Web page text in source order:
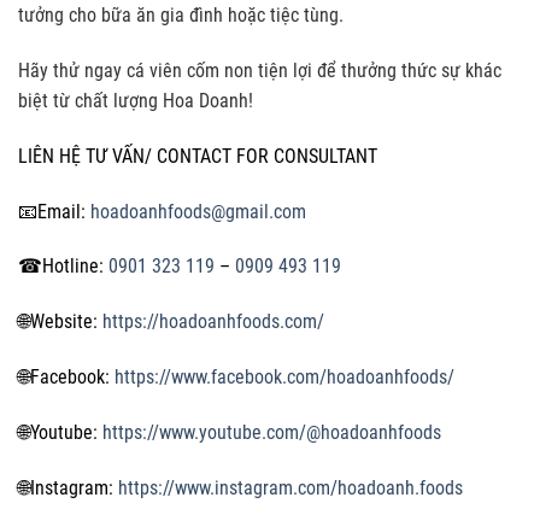
tưởng cho bữa ăn gia đình hoặc tiệc tùng.
Hãy thử ngay cá viên cốm non tiện lợi để thưởng thức sự khác
biệt từ chất lượng Hoa Doanh!
LIÊN HỆ TƯ VẤN/ CONTACT FOR CONSULTANT
📧Email: hoadoanhfoods@gmail.com
☎Hotline: 0901 323 119 – 0909 493 119
🌐Website: https://hoadoanhfoods.com/
🌐Facebook: https://www.facebook.com/hoadoanhfoods/
🌐Youtube: https://www.youtube.com/@hoadoanhfoods
🌐Instagram: https://www.instagram.com/hoadoanh.foods